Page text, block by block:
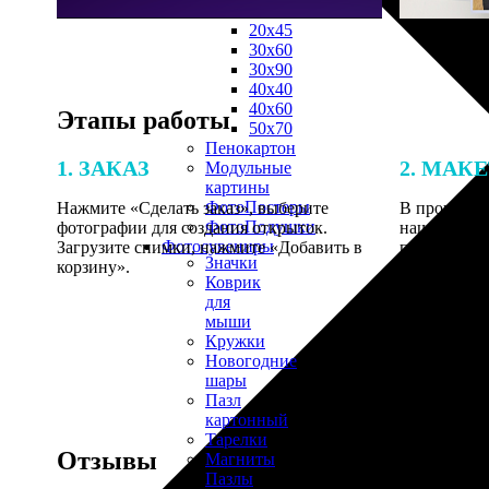
20х45
30х60
30х90
40х40
40х60
50х70
Пенокартон
Модульные
картины
ФотоПостеры
ФотоПодушки
Фотоcувениры
Значки
Коврик
для
мыши
Кружки
Новогодние
шары
Пазл
картонный
Тарелки
Магниты
Пазлы
Этапы работы
1. ЗАКАЗ
Нажмите «Сделать заказ», выберите
фотографии для создания открыток.
Загрузите снимки, нажмите «Добавить в
корзину».
2.
В процессе
наши
по
Отзывы